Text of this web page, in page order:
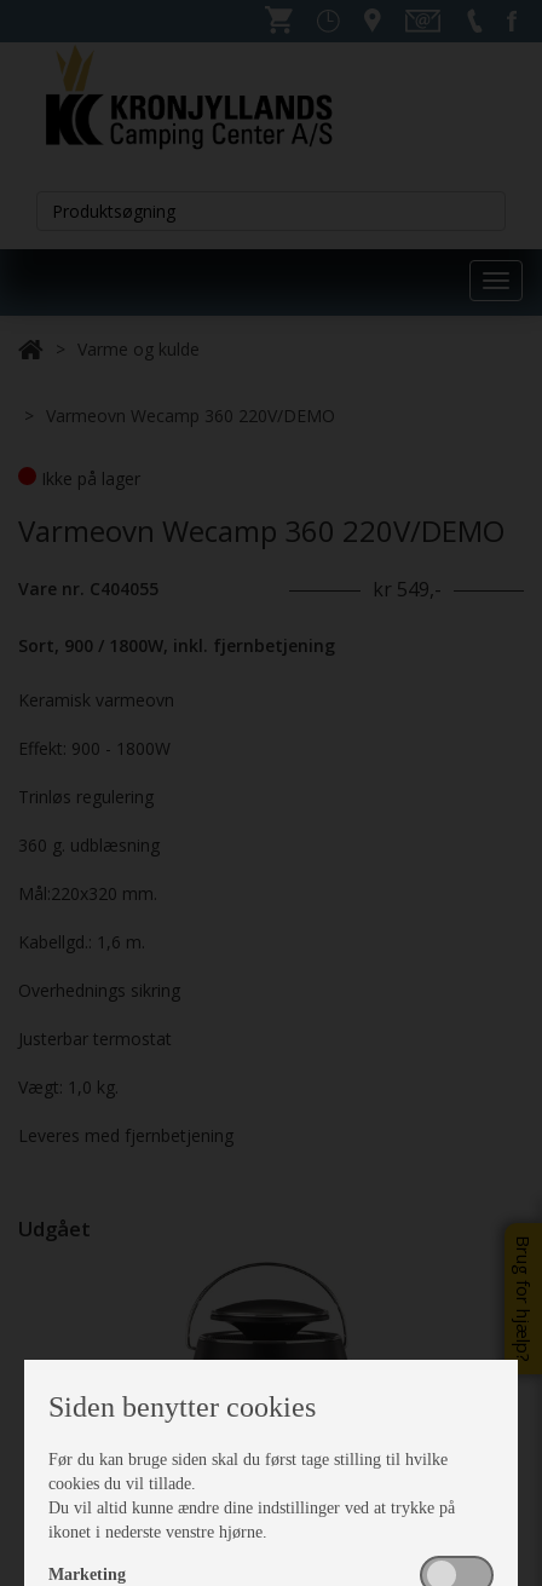
Brug for hjælp?
Varme og kulde
Varmeovn Wecamp 360 220V/DEMO
Ikke på lager
Varmeovn Wecamp 360 220V/DEMO
Vare nr. C404055 kr 549,-
Sort, 900 / 1800W, inkl. fjernbetjening
Keramisk varmeovn
Effekt: 900 - 1800W
Trinløs regulering
360 g. udblæsning
Mål:220x320 mm.
Kabellgd.: 1,6 m.
Overhednings sikring
Justerbar termostat
Vægt: 1,0 kg.
Leveres med fjernbetjening
Udgået
Next
Siden benytter cookies
Før du kan bruge siden skal du først tage stilling til hvilke
cookies du vil tillade.
Du vil altid kunne ændre dine indstillinger ved at trykke på
ikonet i nederste venstre hjørne.
Marketing